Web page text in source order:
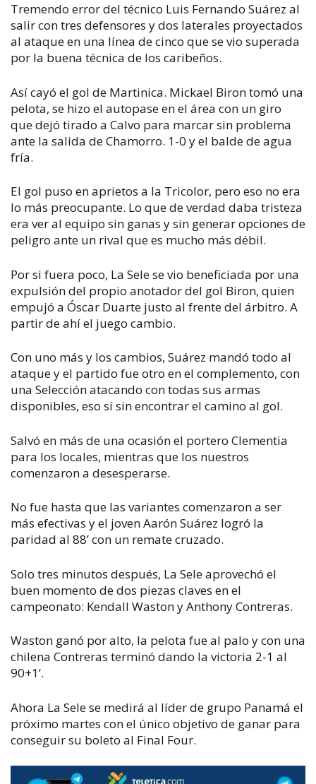
Tremendo error del técnico Luis Fernando Suárez al
salir con tres defensores y dos laterales proyectados
al ataque en una línea de cinco que se vio superada
por la buena técnica de los caribeños.
Así cayó el gol de Martinica. Mickael Biron tomó una
pelota, se hizo el autopase en el área con un giro
que dejó tirado a Calvo para marcar sin problema
ante la salida de Chamorro. 1-0 y el balde de agua
fría.
El gol puso en aprietos a la Tricolor, pero eso no era
lo más preocupante. Lo que de verdad daba tristeza
era ver al equipo sin ganas y sin generar opciones de
peligro ante un rival que es mucho más débil.
Por si fuera poco, La Sele se vio beneficiada por una
expulsión del propio anotador del gol Biron, quien
empujó a Óscar Duarte justo al frente del árbitro. A
partir de ahí el juego cambio.
Con uno más y los cambios, Suárez mandó todo al
ataque y el partido fue otro en el complemento, con
una Selección atacando con todas sus armas
disponibles, eso sí sin encontrar el camino al gol.
Salvó en más de una ocasión el portero Clementia
para los locales, mientras que los nuestros
comenzaron a desesperarse.
No fue hasta que las variantes comenzaron a ser
más efectivas y el joven Aarón Suárez logró la
paridad al 88’ con un remate cruzado.
Solo tres minutos después, La Sele aprovechó el
buen momento de dos piezas claves en el
campeonato: Kendall Waston y Anthony Contreras.
Waston ganó por alto, la pelota fue al palo y con una
chilena Contreras terminó dando la victoria 2-1 al
90+1’.
Ahora La Sele se medirá al líder de grupo Panamá el
próximo martes con el único objetivo de ganar para
conseguir su boleto al Final Four.